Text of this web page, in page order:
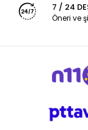
7 / 24
Öneri ve